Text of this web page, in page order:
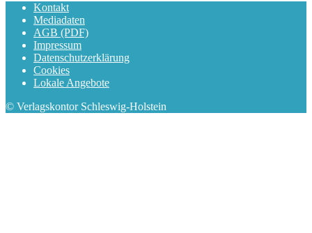
Kontakt
Mediadaten
AGB (PDF)
Impressum
Datenschutzerklärung
Cookies
Lokale Angebote
© Verlagskontor Schleswig-Holstein